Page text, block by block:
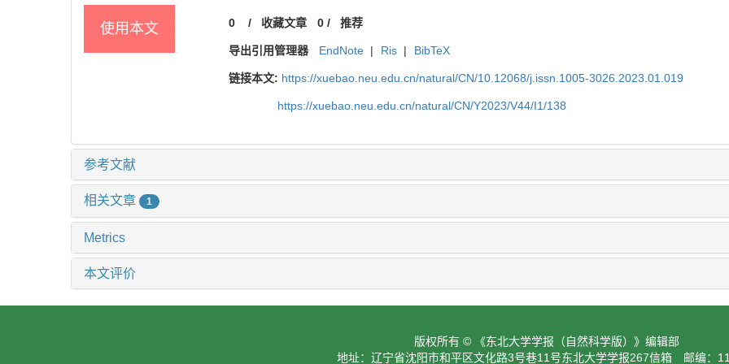
使用本文 0 / 收藏文章 0/ 推荐
导出引用管理器 EndNote | Ris | BibTeX
链接本文: https://xuebao.neu.edu.cn/natural/CN/10.12068/j.issn.1005-3026.2023.01.019
https://xuebao.neu.edu.cn/natural/CN/Y2023/V44/I1/138
参考文献
相关文章 1
Metrics
本文评价
版权所有 © 《东北大学学报（自然科学版）》编辑部
地址：辽宁省沈阳市和平区文化路3号巷11号东北大学学报267信箱 邮编：